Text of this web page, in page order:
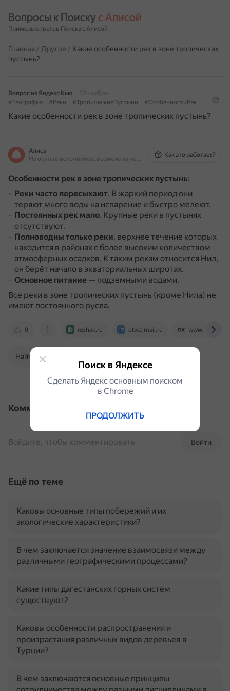
Вопросы к Поиску с Алисой
Примеры ответов Поиска с Алисой
Главная / Другое / Какие особенности рек в зоне тропических
пустынь?
Вопрос из Яндекс Кью
22 ноября
#География
#Реки #ТропическиеПустыни #ОсобенностиРек
Какие особенности рек в зоне тропических пустынь?
Алиса
На основе источников, возможны неточности
Как это работает?
Особенности рек в зоне тропических пустынь:
Реки часто пересыхают. В жаркий период они
теряют много воды на испарение и быстро мелеют.
Постоянных рек мало. Крупные реки в пустынях
отсутствуют.
Полноводны только реки, верхнее течение которых
находится в районах с более высоким количеством
атмосферных осадков. К таким рекам относится Нил,
он берёт начало в экваториальных широтах.
Основное питание — подземными водами.
Все реки в зоне тропических пустынь (кроме Нила) не
имеют постоянного русла.
0 reshak.ru otvet.mail.ru
Найти в Поиске
Комментарии
Войти
Войдите, чтобы комментировать
Ещё по теме
Каковы основные типы побережий и их
экологические характеристики?
В чем заключается значение взаимосвязи между
различными географическими процессами?
Какие типы дагестанских горных систем
существуют?
Каковы особенности распространения и
произрастания различных видов деревьев в
Турции?
В чем заключаются основные принципы
Поиск в Яндексе
Сделать Яндекс основным поиском
в Сhrome
ПРОДОЛЖИТЬ